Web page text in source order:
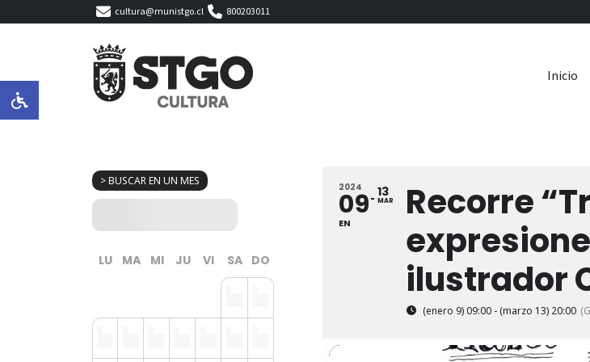
cultura@munistgo.cl 800203011
Inicio
> BUSCAR EN UN MES
LU MA MI JU VI SA DO
2024
09
EN
13
MAR
Recorre
ilustrador
(enero 9) 09:00 - (marzo 13) 20:00